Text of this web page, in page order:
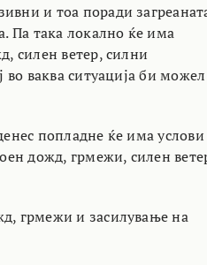
и тоа поради
Па така локално ќе има
силен ветер, силни
ваква ситуација би можел
попладне ќе има услови
дожд, грмежи, силен
грмежи и засилување на